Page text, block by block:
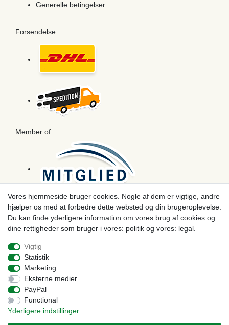
Generelle betingelser
Forsendelse
Member of:
Betaling
Vores hjemmeside bruger cookies. Nogle af dem er vigtige, andre
hjælper os med at forbedre dette websted og din brugeroplevelse.
Du kan finde yderligere information om vores brug af cookies og
dine rettigheder som bruger i vores: politik og vores: legal.
Vigtig
Statistik
Marketing
Eksterne medier
PayPal
Functional
Yderligere indstillinger